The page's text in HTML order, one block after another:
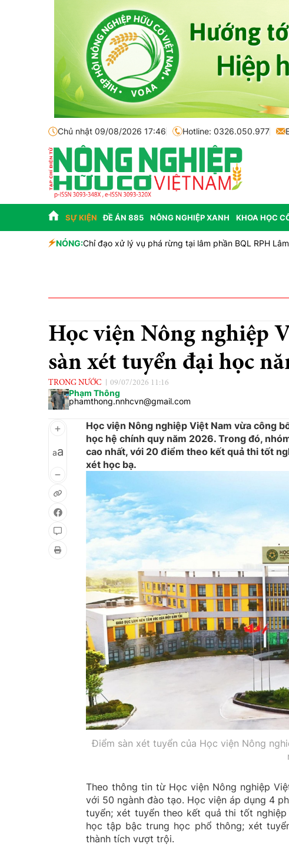
Chủ nhật 09/08/2026 17:46 Hotline: 0326.050.977
SỰ KIỆN ĐỀ ÁN 885 NÔNG NGHIỆP XANH KHOA HỌC
NÓNG:Chỉ đạo xử lý vụ phá rừng tại lâm phần BQL RPH
Học viện Nông nghiệp
sàn xét tuyển đại học
TRONG NƯỚC 09/07/2026 11:16
Phạm Thông
phamthong.nnhcvn@gmail.com
aa
Học viện Nông nghiệp Việt Nam vừa công
học hệ chính quy năm 2026. Trong đó,
cao nhất, với 20 điểm theo kết quả thi tốt
xét học bạ.
Điểm sàn xét tuyển của Học viện Nông
Theo thông tin từ Học viện Nông nghiệp
với 50 ngành đào tạo. Học viện áp dụng 4
tuyển; xét tuyển theo kết quả thi tốt
học tập bậc trung học phổ thông; xét
thành tích vượt trội.